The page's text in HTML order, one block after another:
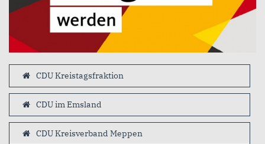
CDU Kreistagsfraktion
CDU im Emsland
CDU Kreisverband Meppen